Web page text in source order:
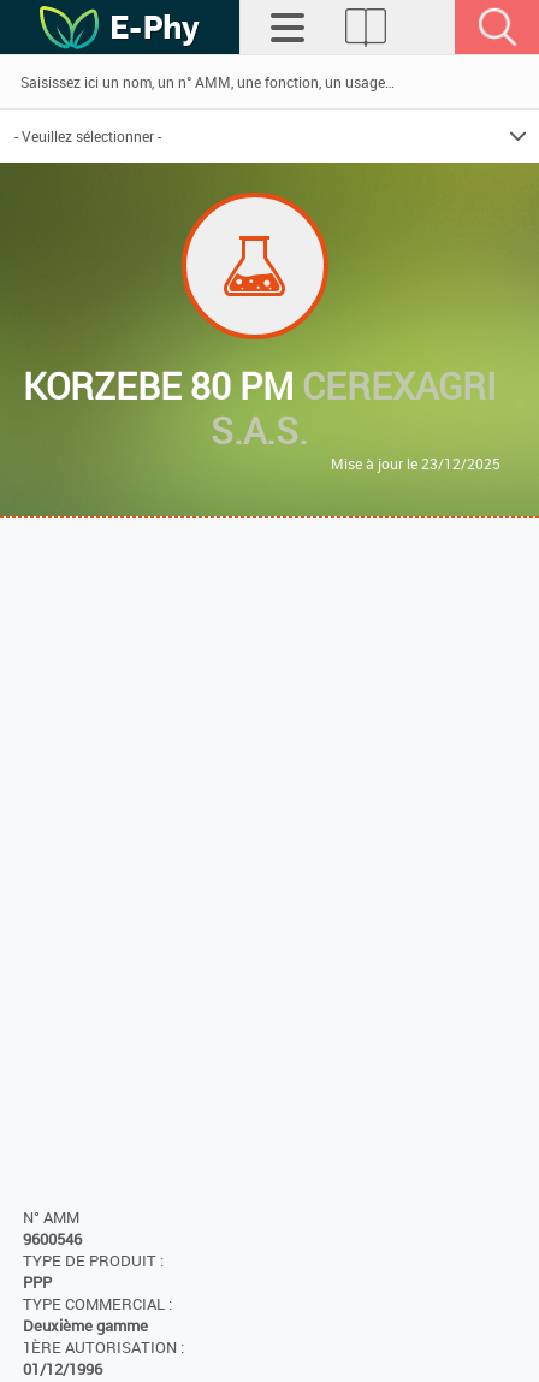
KORZEBE 80 PM CEREXAGRI
S.A.S.
Mise à jour le 23/12/2025
N° AMM
9600546
TYPE DE PRODUIT :
PPP
TYPE COMMERCIAL :
Deuxième gamme
1ÈRE AUTORISATION :
01/12/1996